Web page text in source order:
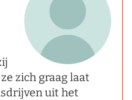
zich graag laat
uit het